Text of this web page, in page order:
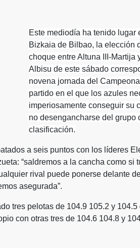
Este mediodía ha tenido lugar
Bizkaia de Bilbao, la elección
choque entre Altuna III-Martija
Albisu de este sábado
novena jornada del
partido en el que los azules
imperiosamente conseguir su
no desengancharse del grupo
clasificación.
a seis puntos con los líderes
“saldremos a la cancha como si
rival puede ponerse delante
asegurada”.
tres pelotas de 104.9 105.2 y 104.5
con otras tres de 104.6 104.8 y